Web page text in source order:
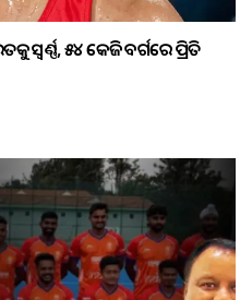
ସ୍ବର୍ଣ୍ଣ, ୫୪ କେଜି ବର୍ଗରେ ପ୍ରିତି